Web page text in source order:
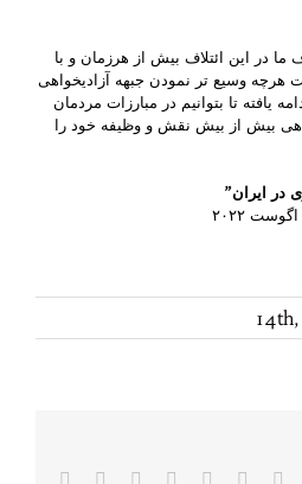
در اين ائتلاف بيش از هرزمان و با
هرچه وسيع تر نمودن جبهه آزاديخواهی
يافته تا بتوانيم در مبارزات مردمان
بيش از بيش نقش و وظیفه خود را
در ایران”
Twitter
Reddit
LinkedIn
WhatsApp
Tumblr
Pinterest